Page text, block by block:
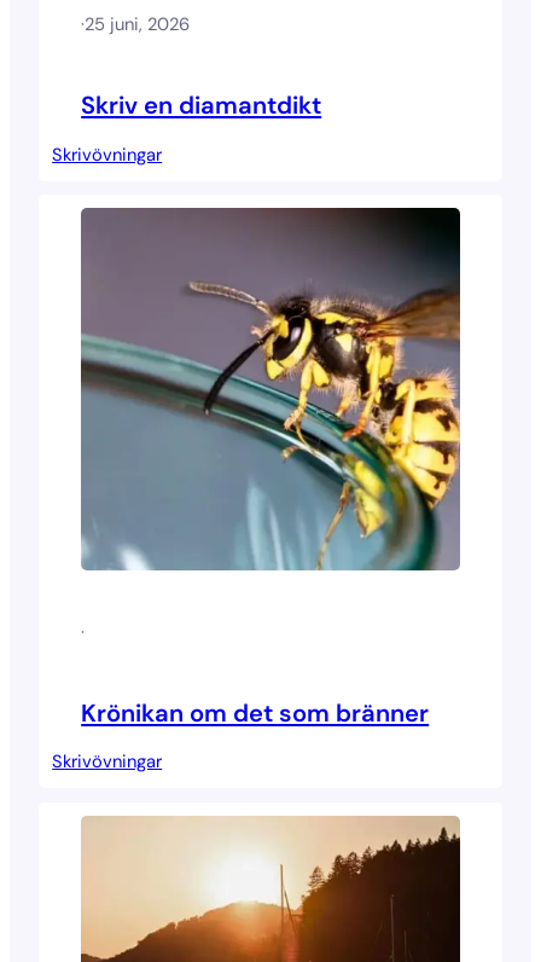
·25 juni, 2026
Skriv en diamantdikt
Skrivövningar
·
Krönikan om det som bränner
Skrivövningar